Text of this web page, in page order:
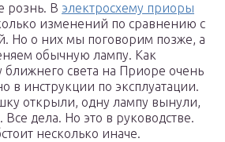
рознь. В электросхему приоры
изменений по сравнению с
Но о них мы поговорим позже, а
обычную лампу. Как
ближнего света на Приоре очень
в инструкции по эксплуатации.
открыли, одну лампу вынули,
дела. Но это в руководстве.
несколько иначе.